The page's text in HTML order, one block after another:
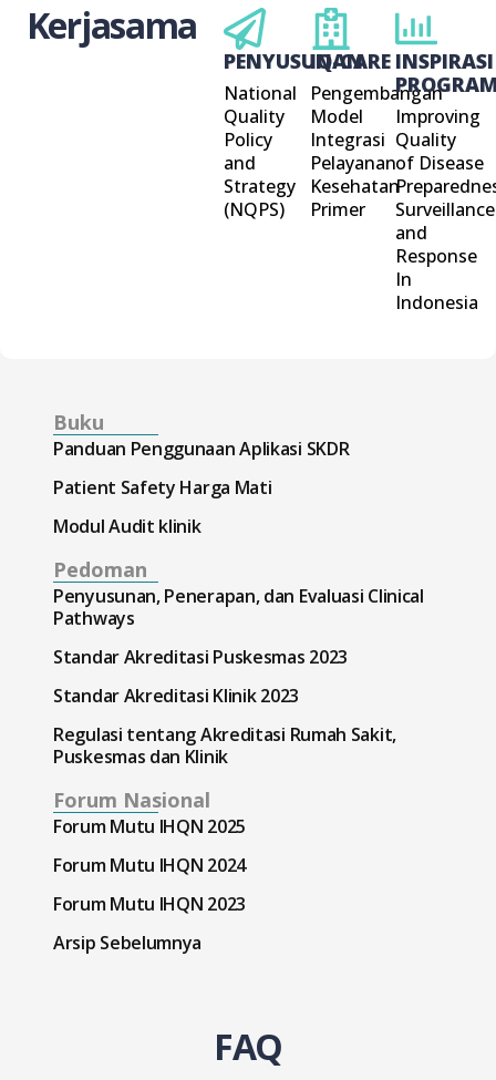
Kerjasama
PENYUSUNAN
National
Quality
Policy
and
Strategy
(NQPS)
IQ-CARE
Pengembangan
Model
Integrasi
Pelayanan
Kesehatan
Primer
INSPIRASI
Improving
Quality
of Disease
Surveillance
and
Response
In
Indonesia
Buku
Panduan Penggunaan Aplikasi SKDR
Patient Safety Harga Mati
Modul Audit klinik
Pedoman
Penyusunan, Penerapan, dan Evaluasi Clinical
Pathways
Standar Akreditasi Puskesmas 2023
Standar Akreditasi Klinik 2023
Regulasi tentang Akreditasi Rumah Sakit,
Puskesmas dan Klinik
Forum Nasional
Forum Mutu IHQN 2025
Forum Mutu IHQN 2024
Forum Mutu IHQN 2023
Arsip Sebelumnya
FAQ